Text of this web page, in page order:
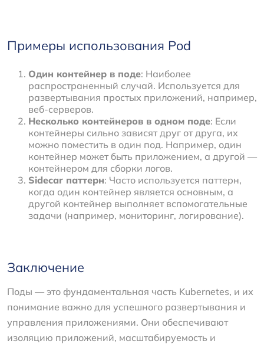
Примеры использования Pod
Один контейнер в поде: Наиболее
распространенный случай. Используется для
развертывания простых приложений, например,
веб-серверов.
Несколько контейнеров в одном поде: Если
контейнеры сильно зависят друг от друга, их
можно поместить в один под. Например, один
контейнер может быть приложением, а другой —
контейнером для сборки логов.
Sidecar паттерн: Часто используется паттерн,
когда один контейнер является основным, а
другой контейнер выполняет вспомогательные
задачи (например, мониторинг, логирование).
Заключение
Поды — это фундаментальная часть Kubernetes, и их
понимание важно для успешного развертывания и
управления приложениями. Они обеспечивают
изоляцию приложений, масштабируемость и